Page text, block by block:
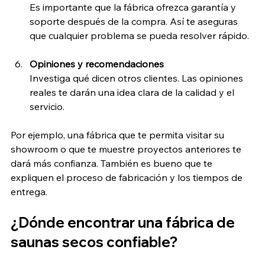
Es importante que la fábrica ofrezca garantía y
soporte después de la compra. Así te aseguras
que cualquier problema se pueda resolver rápido.
Opiniones y recomendaciones
Investiga qué dicen otros clientes. Las opiniones
reales te darán una idea clara de la calidad y el
servicio.
Por ejemplo, una fábrica que te permita visitar su
showroom o que te muestre proyectos anteriores te
dará más confianza. También es bueno que te
expliquen el proceso de fabricación y los tiempos de
entrega.
¿Dónde encontrar una fábrica de
saunas secos confiable?